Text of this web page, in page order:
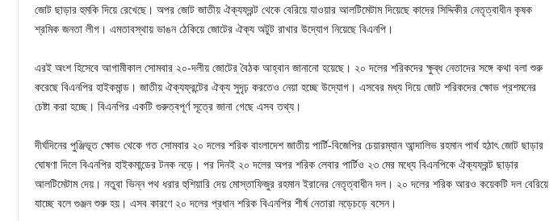
জোট ছাড়ার হুমকি দিয়ে রেখেছে। অপর জোট জাতীয় ঐক্যফ্রন্ট থেকে বেরিয়ে যাওয়ার আলটিমেটাম দিয়েছে কাদের সিদ্দিকীর নেতৃত্বাধীন কৃষক
শ্রমিক জনতা লীগ। এমতাবস্থায় ভাঙন ঠেকিয়ে জোটের ঐক্য অটুট রাখার উদ্যোগ নিয়েছে বিএনপি।
এরই অংশ হিসেবে আগামীকাল সোমবার ২০-দলীয় জোটের বৈঠক আহ্বান জানানো হয়েছে। ২০ দলের শরিকদের ক্ষুব্ধ নেতাদের সঙ্গে কথা বলা শুরু
করেছে বিএনপির হাইকমান্ড। জাতীয় ঐক্যফ্রন্টের ঐক্য সুদৃঢ় করতেও নেয়া হচ্ছে উদ্যোগ। এসবের মধ্য দিয়ে জোট শরিকদের ক্ষোভ প্রশমনের
চেষ্টা করা হচ্ছে। বিএনপির একটি গুরুত্বপূর্ণ সূত্রে জানা গেছে এসব তথ্য।
দীর্ঘদিনের পুঞ্জিভূত ক্ষোভ থেকে গত সোমবার ২০ দলের শরিক বাংলাদেশ জাতীয় পার্টি-বিজেপির চেয়ারম্যান আন্দালিভ রহমান পার্থ হঠাৎ জোট ছাড়ার
ঘোষণা দিলে বিএনপির হাইকমান্ডের টনক নড়ে। পর দিনই ২০ দলের অপর শরিক লেবার পার্টিও ২৩ মের মধ্যে বিএনপিকে ঐক্যফ্রন্ট ছাড়ার
আলটিমেটাম দেয়। নতুবা ভিন্ন পথ ধরার হুশিয়ারি দেয় মোস্তাফিজুর রহমান ইরানের নেতৃত্বাধীন দল। ২০ দলের শরিক আরও কয়েকটি দল বেরিয়ে
যাচ্ছে বলে গুঞ্জন শুরু হয়। এসব কারণে ২০ দলের প্রধান শরিক বিএনপির শীর্ষ নেতারা নড়েচড়ে বসেন।